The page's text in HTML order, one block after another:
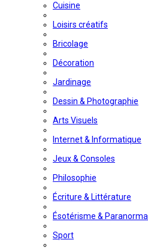
Cuisine
Loisirs créatifs
Bricolage
Décoration
Jardinage
Dessin & Photographie
Arts Visuels
Internet & Informatique
Jeux & Consoles
Philosophie
Écriture & Littérature
Ésotérisme & Paranormal
Sport